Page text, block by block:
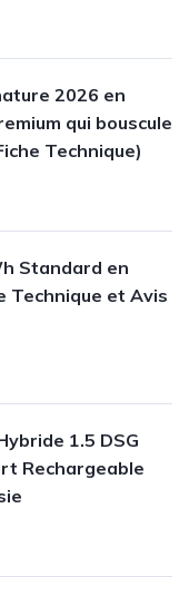
2026 en
qui bouscule
Technique)
Standard en
Technique et Avis
1.5 DSG
Rechargeable